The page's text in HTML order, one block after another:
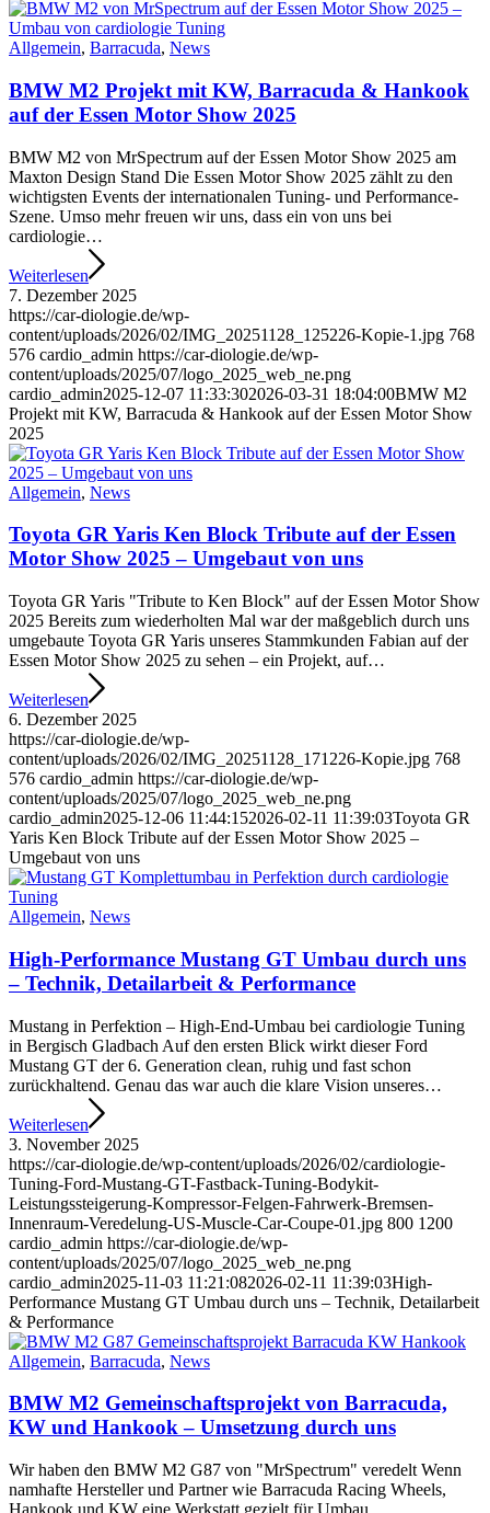
Allgemein, Barracuda, News
BMW M2 Projekt mit KW, Barracuda & Hankook
auf der Essen Motor Show 2025
BMW M2 von MrSpectrum auf der Essen Motor Show 2025 am
Maxton Design Stand Die Essen Motor Show 2025 zählt zu den
wichtigsten Events der internationalen Tuning- und Performance-
Szene. Umso mehr freuen wir uns, dass ein von uns bei
cardiologie…
Weiterlesen
7. Dezember 2025
https://car-diologie.de/wp-
content/uploads/2026/02/IMG_20251128_125226-Kopie-1.jpg 768
576 cardio_admin https://car-diologie.de/wp-
content/uploads/2025/07/logo_2025_web_ne.png
cardio_admin2025-12-07 11:33:302026-03-31 18:04:00BMW M2
Projekt mit KW, Barracuda & Hankook auf der Essen Motor Show
2025
Allgemein, News
Toyota GR Yaris Ken Block Tribute auf der Essen
Motor Show 2025 – Umgebaut von uns
Toyota GR Yaris "Tribute to Ken Block" auf der Essen Motor Show
2025 Bereits zum wiederholten Mal war der maßgeblich durch uns
umgebaute Toyota GR Yaris unseres Stammkunden Fabian auf der
Essen Motor Show 2025 zu sehen – ein Projekt, auf…
Weiterlesen
6. Dezember 2025
https://car-diologie.de/wp-
content/uploads/2026/02/IMG_20251128_171226-Kopie.jpg 768
576 cardio_admin https://car-diologie.de/wp-
content/uploads/2025/07/logo_2025_web_ne.png
cardio_admin2025-12-06 11:44:152026-02-11 11:39:03Toyota GR
Yaris Ken Block Tribute auf der Essen Motor Show 2025 –
Umgebaut von uns
Allgemein, News
High-Performance Mustang GT Umbau durch uns
– Technik, Detailarbeit & Performance
Mustang in Perfektion – High-End-Umbau bei cardiologie Tuning
in Bergisch Gladbach Auf den ersten Blick wirkt dieser Ford
Mustang GT der 6. Generation clean, ruhig und fast schon
zurückhaltend. Genau das war auch die klare Vision unseres…
Weiterlesen
3. November 2025
https://car-diologie.de/wp-content/uploads/2026/02/cardiologie-
Tuning-Ford-Mustang-GT-Fastback-Tuning-Bodykit-
Leistungssteigerung-Kompressor-Felgen-Fahrwerk-Bremsen-
Innenraum-Veredelung-US-Muscle-Car-Coupe-01.jpg 800 1200
cardio_admin https://car-diologie.de/wp-
content/uploads/2025/07/logo_2025_web_ne.png
cardio_admin2025-11-03 11:21:082026-02-11 11:39:03High-
Performance Mustang GT Umbau durch uns – Technik, Detailarbeit
& Performance
Allgemein, Barracuda, News
BMW M2 Gemeinschaftsprojekt von Barracuda,
KW und Hankook – Umsetzung durch uns
Wir haben den BMW M2 G87 von "MrSpectrum" veredelt Wenn
namhafte Hersteller und Partner wie Barracuda Racing Wheels,
Hankook und KW eine Werkstatt gezielt für Umbau,